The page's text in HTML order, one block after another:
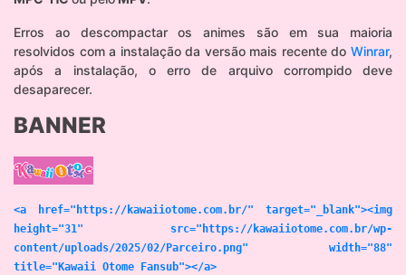
Erros ao descompactar os animes são em sua maioria
resolvidos com a instalação da versão mais recente do Winrar,
após a instalação, o erro de arquivo corrompido deve
desaparecer.
BANNER
<a href="https://kawaiiotome.com.br/" target="_blank"><img
height="31" src="https://kawaiiotome.com.br/wp-
content/uploads/2025/02/Parceiro.png" width="88"
title="Kawaii Otome Fansub"></a>